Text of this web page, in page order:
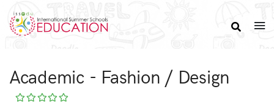
Academic - Fashion / Design